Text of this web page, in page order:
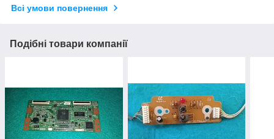
Всі умови повернення
Подібні товари компанії